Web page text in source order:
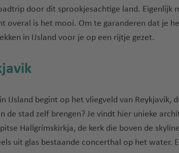
door dit sprookjesachtige land. Eigenlijk
overal is het mooi. Om te garanderen dat je
in IJsland voor je op een rijtje gezet.
IJsland begint op het vliegveld van Reykjavik,
de stad zelf brengen? Je vindt hier unieke
Hallgrímskirkja, de kerk die boven de
uit glas bestaande concerthal op het water.